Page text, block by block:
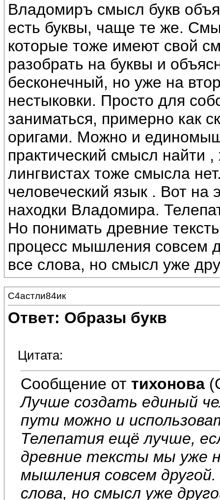
Владомиръ смысл букв
есть буквы, чаще те же.
которые тоже имеют свой
разобрать на буквы и
бесконечный, но уже на
нестыковки. Просто для
заниматься, примерно как
оригами. Можно и
практический смысл найти
лингвистах тоже смысла
человеческий язык . Вот на
находки Владомира.
Но понимать древние
процесс мышления совсем
все слова, но смысл уже
С4астли84ик
Ответ: Образы букв
Цитата:
Сообщение от тихонова
Лучше создать единый
пути можно и
Телепатия ещё лучше,
древние тексты мы уже
мышления совсем
слова, но смысл уже